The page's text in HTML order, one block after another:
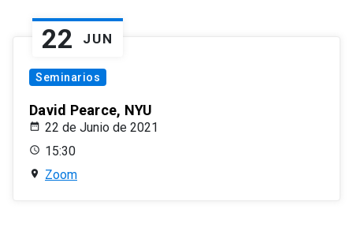
22 JUN
Seminarios
David Pearce, NYU
22 de Junio de 2021
15:30
Zoom